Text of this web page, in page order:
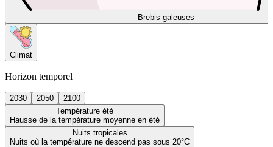
Brebis galeuses
Climat
Horizon temporel
2030 2050
2100
Température été
Hausse de la température moyenne en été
Nuits tropicales
Nuits où la température ne descend pas sous 20°C